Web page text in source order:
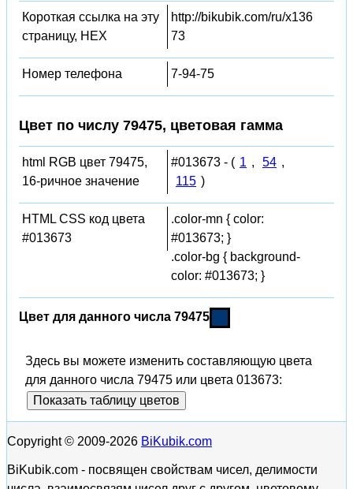
Короткая ссылка на эту
страницу, HEX
http://bikubik.com/ru/x136
73
Номер телефона 7-94-75
Цвет по числу 79475, цветовая гамма
html RGB цвет 79475,
16-ричное значение
#013673 - ( 1 , 54 ,
115 )
HTML CSS код цвета
#013673
.color-mn { color:
#013673; }
.color-bg { background-
color: #013673; }
Цвет для данного числа 79475
Здесь вы можете изменить составляющую цвета
для данного числа 79475 или цвета 013673:
Показать таблицу цветов
Copyright © 2009-2026 BiKubik.com
BiKubik.com - посвящен свойствам чисел, делимости